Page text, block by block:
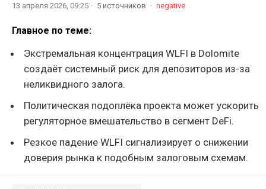
13 апреля 2026, 09:25 5 источников negative
Главное по теме:
Экстремальная концентрация WLFI в Dolomite
создаёт системный риск для депозиторов из-за
неликвидного залога.
Политическая подоплёка проекта может ускорить
регуляторное вмешательство в сегмент DeFi.
Резкое падение WLFI сигнализирует о снижении
доверия рынка к подобным залоговым схемам.